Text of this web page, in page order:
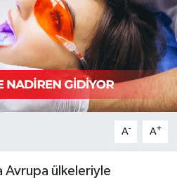
A- A+
Avrupa ülkeleriyle